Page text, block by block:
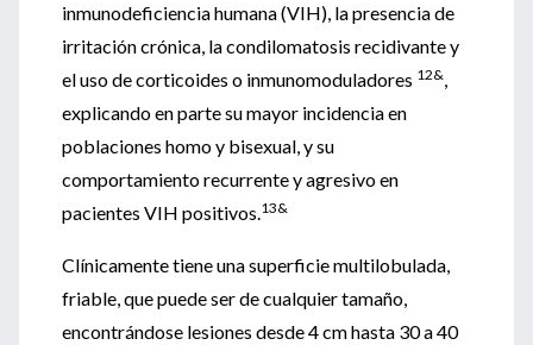
inmunodeficiencia humana (VIH), la presencia de
irritación crónica, la condilomatosis recidivante y
el uso de corticoides o inmunomoduladores 12&,
explicando en parte su mayor incidencia en
poblaciones homo y bisexual, y su
comportamiento recurrente y agresivo en
pacientes VIH positivos.13&
Clínicamente tiene una superficie multilobulada,
friable, que puede ser de cualquier tamaño,
encontrándose lesiones desde 4 cm hasta 30 a 40